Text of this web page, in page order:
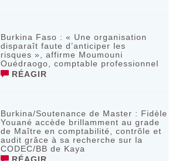
Burkina Faso : « Une organisation
disparaît faute d’anticiper les
risques », affirme Moumouni
Ouédraogo, comptable professionnel
RÉAGIR
Burkina/Soutenance de Master : Fidèle
Youané accède brillamment au grade
de Maître en comptabilité, contrôle et
audit grâce à sa recherche sur la
CODEC/BB de Kaya